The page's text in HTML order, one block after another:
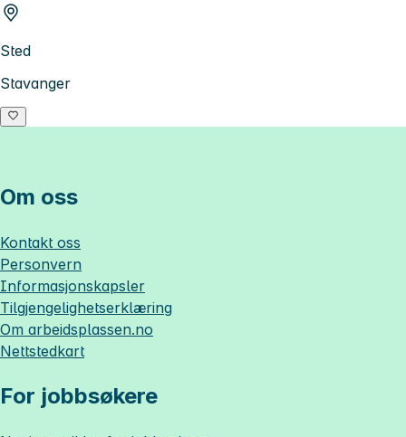
Sted
Stavanger
Om oss
Kontakt oss
Personvern
Informasjonskapsler
Tilgjengelighetserklæring
Om arbeidsplassen.no
Nettstedkart
For jobbsøkere